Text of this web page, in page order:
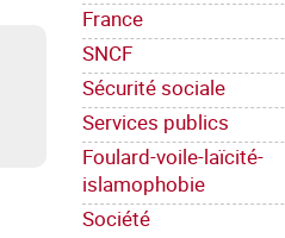
France
SNCF
Sécurité sociale
Services publics
Foulard-voile-laïcité-
islamophobie
Société